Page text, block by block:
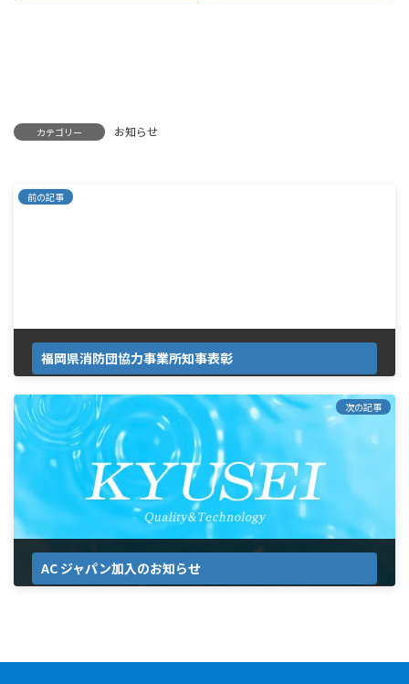
カテゴリー お知らせ
前の記事
福岡県消防団協力事業所知事表彰
2026年1月27日
次の記事
AC ジャパン加入のお知らせ